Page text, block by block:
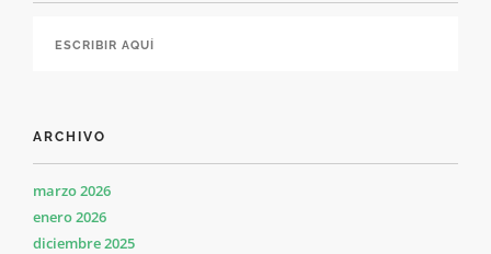
ARCHIVO
marzo 2026
enero 2026
diciembre 2025